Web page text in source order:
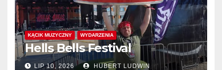
KĄCIK MUZYCZNY WYDARZENIA
Hells Bells Festival
LIP 10, 2026 HUBERT LUDWIN